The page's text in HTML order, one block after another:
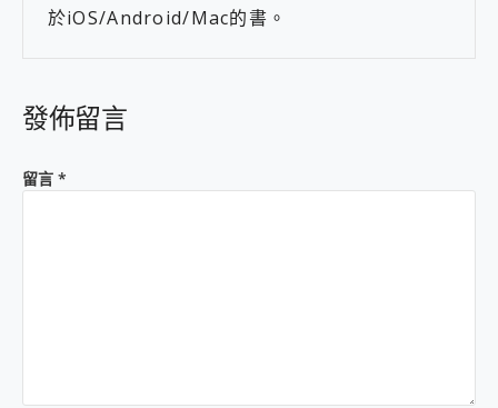
於iOS/Android/Mac的書。
發佈留言
留言 *